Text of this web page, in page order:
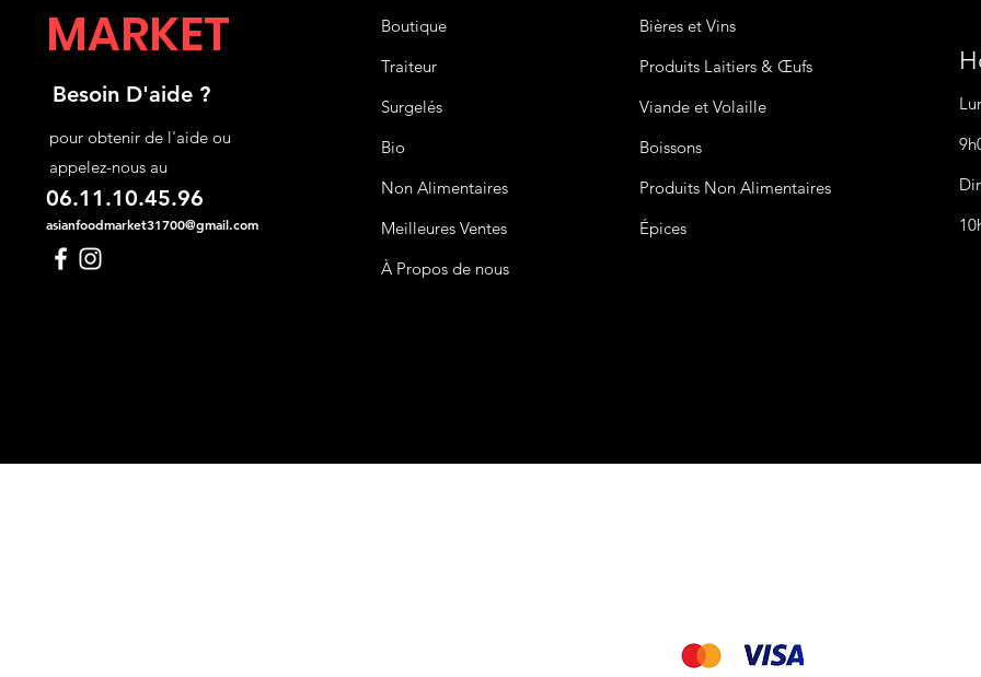
MARKET
Besoin D'aide ?
pour obtenir de l'aide ou
appelez-nous au
06.11.10.45.96
asianfoodmarket31700@gmail.com
Boutique
Traiteur
Surgelés
Bio
Non Alimentaires
Meilleures Ventes
À Propos de nous
Bièreset Vins
Produits Laitiers & Œufs
Viande et Volaille
Boissons
Produits Non Alimentaires
Épices